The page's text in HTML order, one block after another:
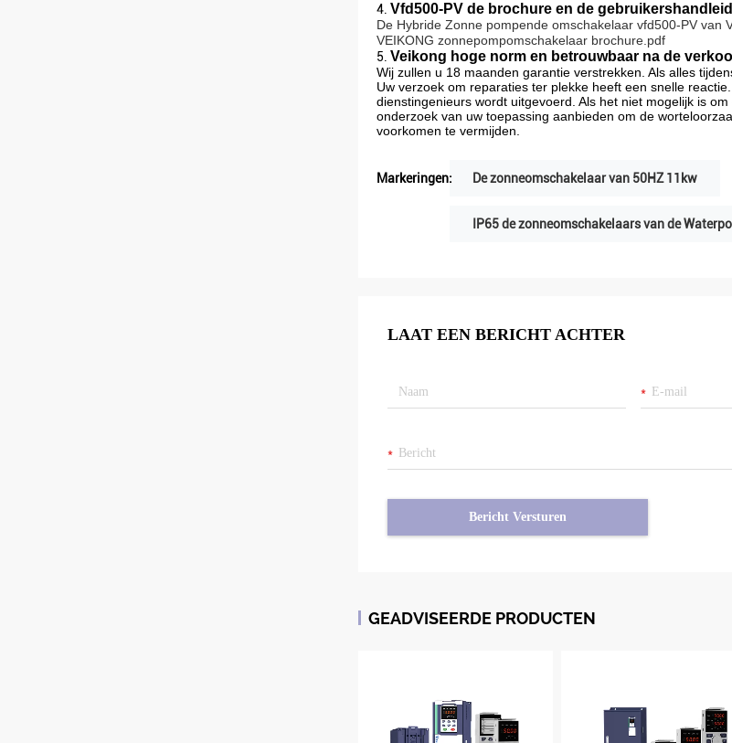
4. Vfd500-PV de brochure en de
De Hybride Zonne pompende omschakelaar vfd500-PV van
VEIKONG zonnepompomschakelaar brochure.pdf
5. Veikong hoge norm en betrouwbaar na de
Wij zullen u 18 maanden garantie verstrekken. Als alles
Uw verzoek om reparaties ter plekke heeft een snelle
dienstingenieurs wordt uitgevoerd. Als het niet mogelijk is
onderzoek van uw toepassing aanbieden om de
voorkomen te vermijden.
Markeringen: De zonneomschakelaar van 50HZ 11kw
IP65 de zonneomschakelaars van de
LAAT EEN BERICHT ACHTER
Bericht Versturen
GEADVISEERDE PRODUCTEN